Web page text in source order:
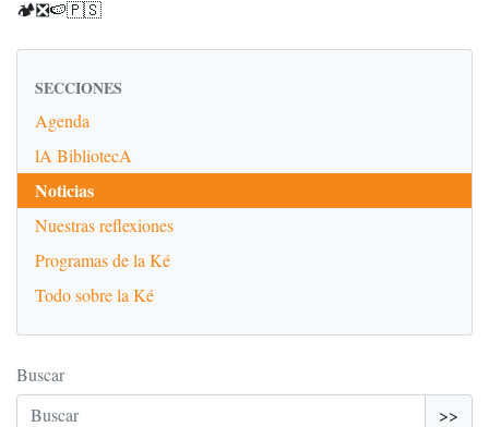
🏕️❎🍉🇵🇸
SECCIONES
Agenda
lA BibliotecA
Noticias
Nuestras reflexiones
Programas de la Ké
Todo sobre la Ké
Buscar
>>